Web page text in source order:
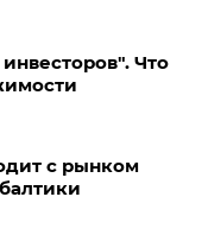
Что
с рынком